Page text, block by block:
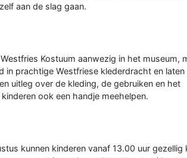
aan de slag gaan.
Kostuum aanwezig in het museum,
in prachtige Westfriese klederdracht en laten
uitleg over de kleding, de gebruiken en het
ook een handje meehelpen.
kunnen kinderen vanaf 13.00 uur gezellig